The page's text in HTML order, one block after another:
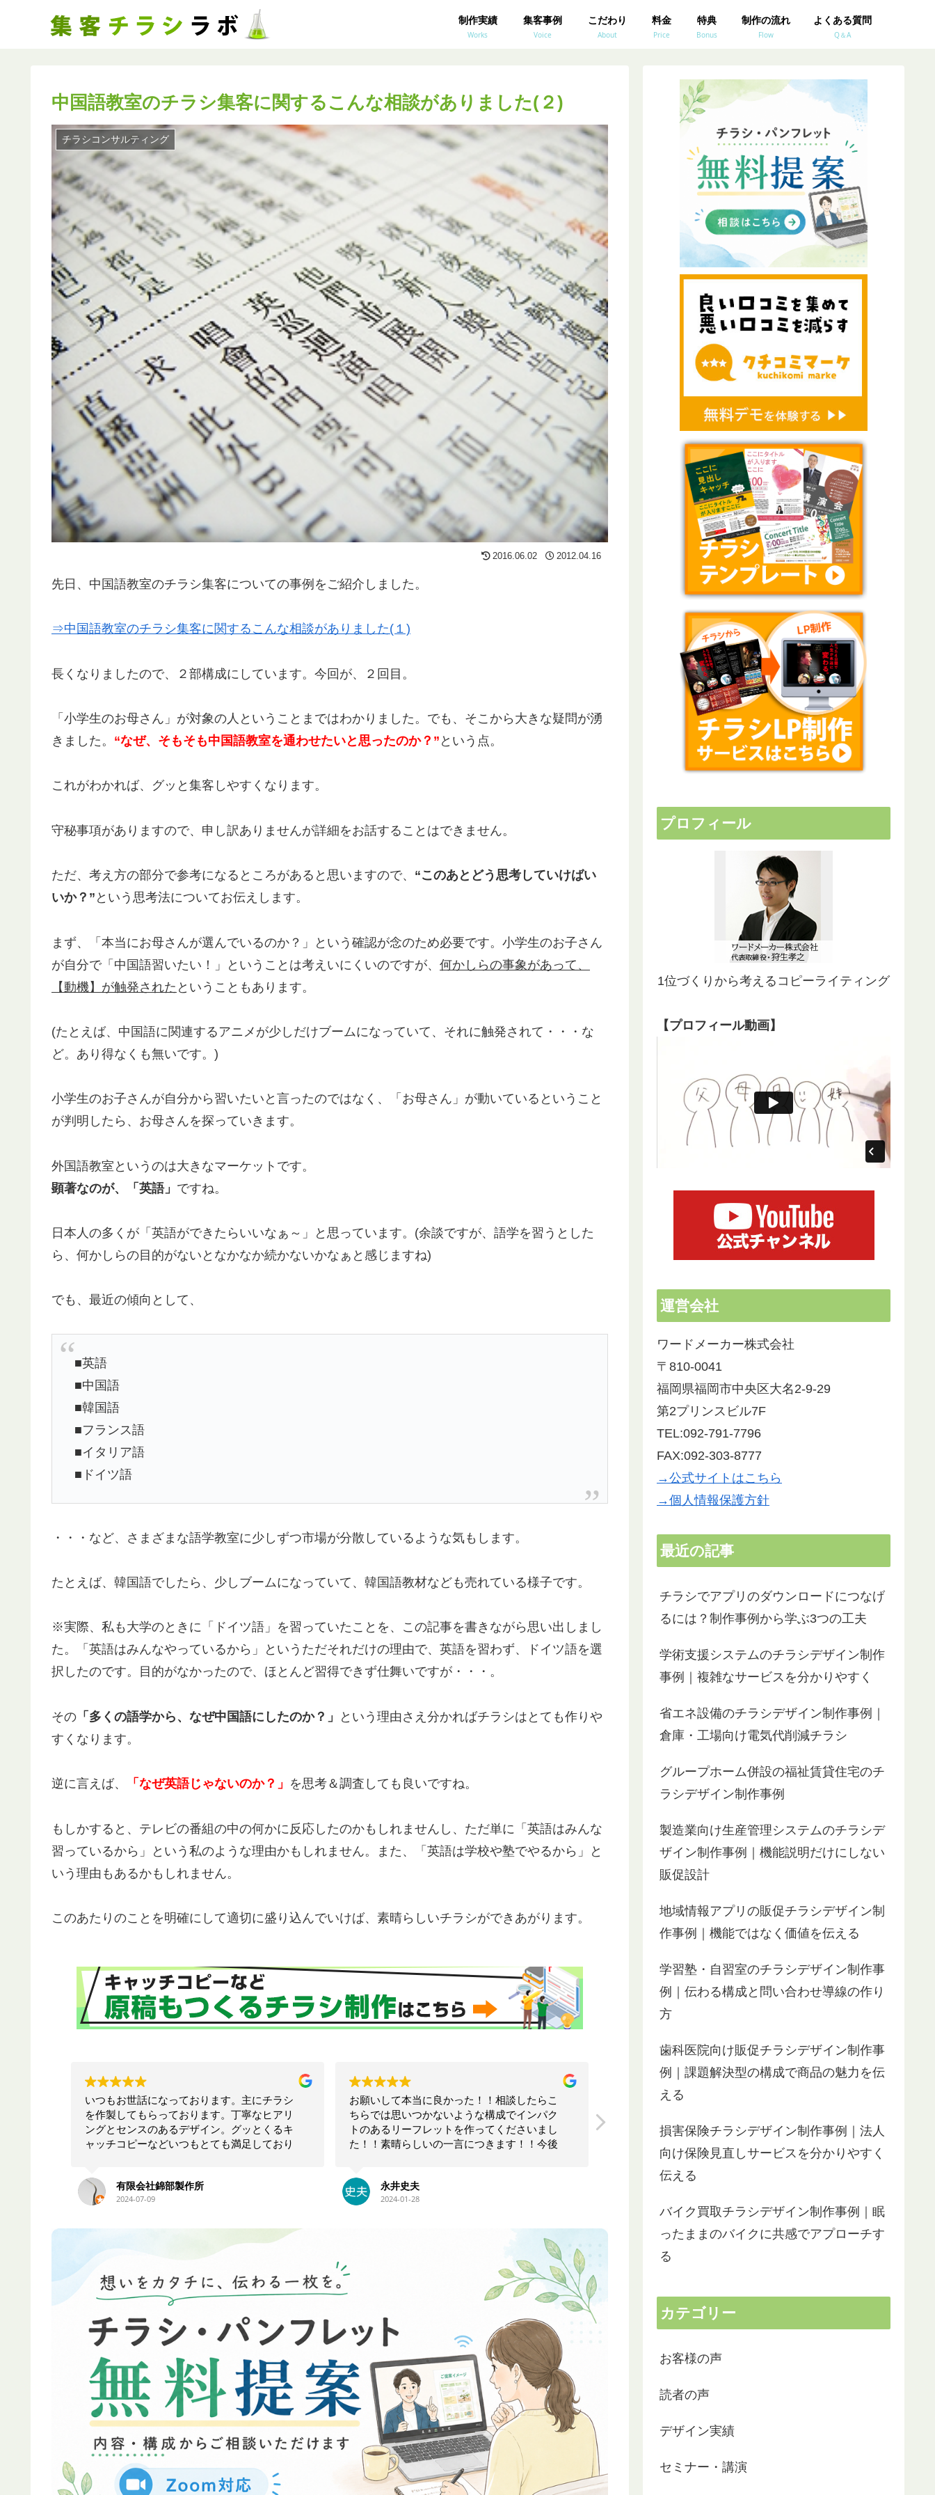
制作実績
Works
集客事例
Voice
こだわり
About
料金
Price
特典
Bonus
制作の流れ
Flow
よくある質問
Q＆A
中国語教室のチラシ集客に関するこんな相談がありました(２)
チラシコンサルティング
2016.06.02 2012.04.16
先日、中国語教室のチラシ集客についての事例をご紹介しました。
⇒中国語教室のチラシ集客に関するこんな相談がありました(１)
長くなりましたので、２部構成にしています。今回が、２回目。
「小学生のお母さん」が対象の人ということまではわかりました。でも、そこから大きな疑問が湧
きました。 “なぜ、そもそも中国語教室を通わせたいと思ったのか？” という点。
これがわかれば、グッと集客しやすくなります。
守秘事項がありますので、申し訳ありませんが詳細をお話することはできません。
ただ、考え方の部分で参考になるところがあると思いますので、 “このあとどう思考していけばい
いか？” という思考法についてお伝えします。
まず、「本当にお母さんが選んでいるのか？」という確認が念のため必要です。小学生のお子さん
が自分で「中国語習いたい！」ということは考えいにくいのですが、 何かしらの事象があって、
【動機】が触発された ということもあります。
(たとえば、中国語に関連するアニメが少しだけブームになっていて、それに触発されて・・・な
ど。あり得なくも無いです。)
小学生のお子さんが自分から習いたいと言ったのではなく、「お母さん」が動いているということ
が判明したら、お母さんを探っていきます。
外国語教室というのは大きなマーケットです。
顕著なのが、「英語」 ですね。
日本人の多くが「英語ができたらいいなぁ～」と思っています。(余談ですが、語学を習うとした
ら、何かしらの目的がないとなかなか続かないかなぁと感じますね)
でも、最近の傾向として、
■英語
■中国語
■韓国語
■フランス語
■イタリア語
■ドイツ語
・・・など、さまざまな語学教室に少しずつ市場が分散しているような気もします。
たとえば、韓国語でしたら、少しブームになっていて、韓国語教材なども売れている様子です。
※実際、私も大学のときに「ドイツ語」を習っていたことを、この記事を書きながら思い出しまし
た。「英語はみんなやっているから」というただそれだけの理由で、英語を習わず、ドイツ語を選
択したのです。目的がなかったので、ほとんど習得できず仕舞いですが・・・。
その 「多くの語学から、なぜ中国語にしたのか？」
という理由さえ分かればチラシはとても作りや
すくなります。
逆に言えば、 「なぜ英語じゃないのか？」 を思考＆調査しても良いですね。
もしかすると、テレビの番組の中の何かに反応したのかもしれませんし、ただ単に「英語はみんな
習っているから」という私のような理由かもしれません。また、「英語は学校や塾でやるから」と
いう理由もあるかもしれません。
このあたりのことを明確にして適切に盛り込んでいけば、素晴らしいチラシができあがります。
お願いして本当に良かった！！相談したらこ
ちらでは思いつかないような構成でインパク
トのあるリーフレットを作ってくださいまし
た！！素晴らしいの一言につきます！！今後
永井史夫
2024-01-28
コーチとして独立してから、ずっとお世話に
なっています。
これまでに、ホームページやチラシ、リーフ
レットや名刺を作っていただきました。
流れがわかりやすく整理できるだけでなく、
私の強みや持ち味がちゃんと伝えられます。
ザインや色使いもとても気に入っています。
私自身が見たくなるような、楽しくなるよう
な、そんなホームページや名刺になっていま
す。
私の希望や修正したいことも、気軽に相談で
きます。また、ホームページ操作上のトラブ
ル時にも、すぐに修正していただけるので、
とても心強いです。
今後も引き続き、よろしくお願いいたしま
す。
大澤貴子
2023-12-22
リーフレットの制作でお世話になりました。
かったので自分で文章やデザインを考えよう
と試みたものの時間ばかり過ぎ、こんなこと
ではいつまでかかるかわからない。思いばか
りあっても素人が作るには限界があると気づ
ワードメーカーさんにたどり着きました。ホ
ームページや狩生さんのYouTubeもみて、何
かピンとくるものがありました。
後はメールのやり取りで詳細を詰めていく形
らの思いや要望を伝えてすべてお任せです。
ちゃんと伝わっているのか心配になるくらい
私が伝えたかったことがいたる所にさりげな
くみ取られていて、見る人（対象者）への気
っている人を引っ張っていこうとする力が感
じられるものに仕上がっていました。
センスが良くて、おしゃれで、内容がしっか
カフェモカ
かりこちら
次はいつ狩
ことが楽
素敵な方で
も変わって
プロフィール
1位づくりから考えるコピーライティング
【プロフィール動画】
運営会社
ワードメーカー株式会社
〒810-0041
福岡県福岡市中央区大名2-9-29
第2プリンスビル7F
TEL:092-791-7796
FAX:092-303-8777
→公式サイトはこちら
→個人情報保護方針
最近の記事
チラシでアプリのダウンロードにつなげ
るには？制作事例から学ぶ3つの工夫
学術支援システムのチラシデザイン制作
事例｜複雑なサービスを分かりやすく
省エネ設備のチラシデザイン制作事例｜
倉庫・工場向け電気代削減チラシ
グループホーム併設の福祉賃貸住宅のチ
ラシデザイン制作事例
製造業向け生産管理システムのチラシデ
ザイン制作事例｜機能説明だけにしない
販促設計
地域情報アプリの販促チラシデザイン制
作事例｜機能ではなく価値を伝える
学習塾・自習室のチラシデザイン制作事
例｜伝わる構成と問い合わせ導線の作り
方
歯科医院向け販促チラシデザイン制作事
例｜課題解決型の構成で商品の魅力を伝
える
損害保険チラシデザイン制作事例｜法人
向け保険見直しサービスを分かりやすく
伝える
バイク買取チラシデザイン制作事例｜眠
ったままのバイクに共感でアプローチす
る
カテゴリー
お客様の声
読者の声
デザイン実績
セミナー・講演